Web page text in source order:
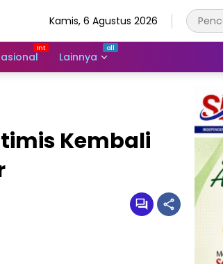
Kamis, 6 Agustus 2026
Lainnya
Kembali